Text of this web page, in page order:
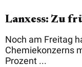
Lanxess: Zu
Noch am Freitag
Chemiekonzerns
Prozent ...